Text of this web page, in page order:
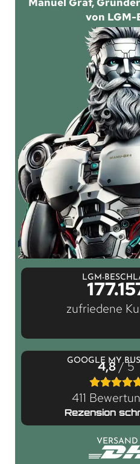
von LGM-
LGM-
zufriedene
GOOGLE MY
4,8/ 5
411
Rezension
VERSAND